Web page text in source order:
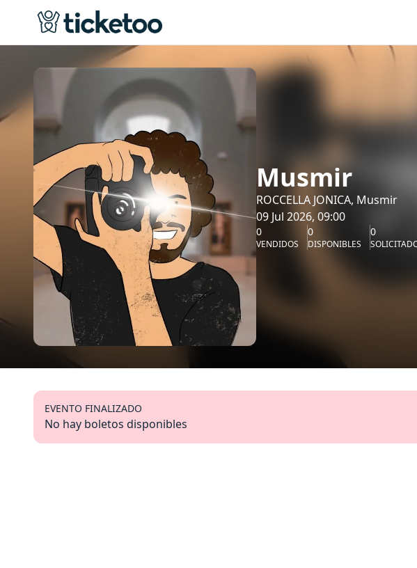
Musmir
ROCCELLA JONICA, Musmir
09 Jul 2026, 09:00
0
VENDIDOS
0
DISPONIBLES
0
EVENTO FINALIZADO
No hay boletos disponibles